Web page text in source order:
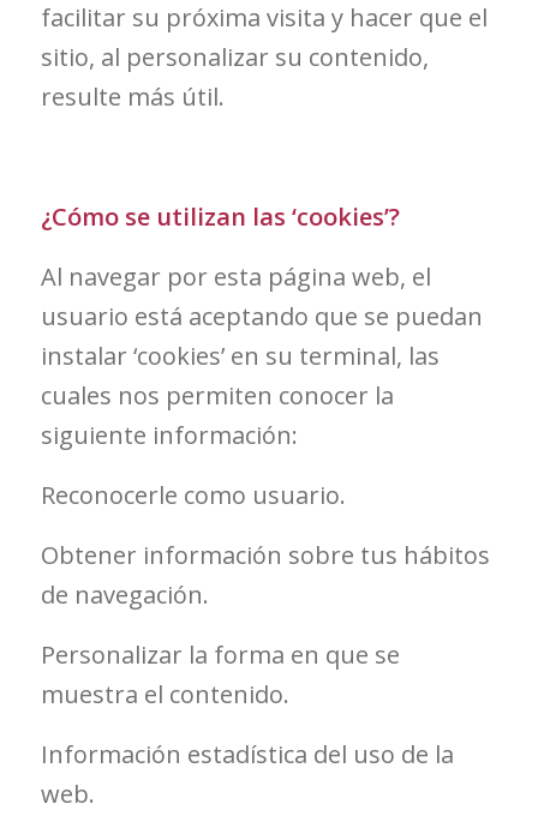
facilitar su próxima visita y hacer que el
sitio, al personalizar su contenido,
resulte más útil.
¿Cómo se utilizan las ‘cookies’?
Al navegar por esta página web, el
usuario está aceptando que se puedan
instalar ‘cookies’ en su terminal, las
cuales nos permiten conocer la
siguiente información:
Reconocerle como usuario.
Obtener información sobre tus hábitos
de navegación.
Personalizar la forma en que se
muestra el contenido.
Información estadística del uso de la
web.